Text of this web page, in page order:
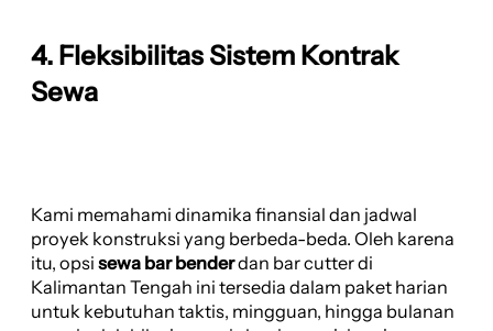
4. Fleksibilitas Sistem Kontrak
Sewa
Kami memahami dinamika finansial dan jadwal
proyek konstruksi yang berbeda-beda. Oleh karena
itu, opsi sewa bar benderdan bar cutter di
Kalimantan Tengah ini tersedia dalam paket harian
untuk kebutuhan taktis, mingguan, hingga bulanan